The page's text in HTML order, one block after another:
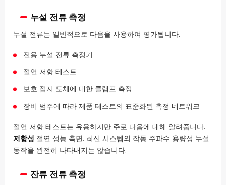
누설 전류 측정
누설 전류는 일반적으로 다음을 사용하여 평가됩니다.
전용 누설 전류 측정기
절연 저항 테스트
보호 접지 도체에 대한 클램프 측정
장비 범주에 따라 제품 테스트의 표준화된 측정 네트워크
절연 저항 테스트는 유용하지만 주로 다음에 대해 알려줍니다.
저항성 절연 성능 측면. 최신 시스템의 작동 주파수 용량성 누설
동작을 완전히 나타내지는 않습니다.
잔류 전류 측정